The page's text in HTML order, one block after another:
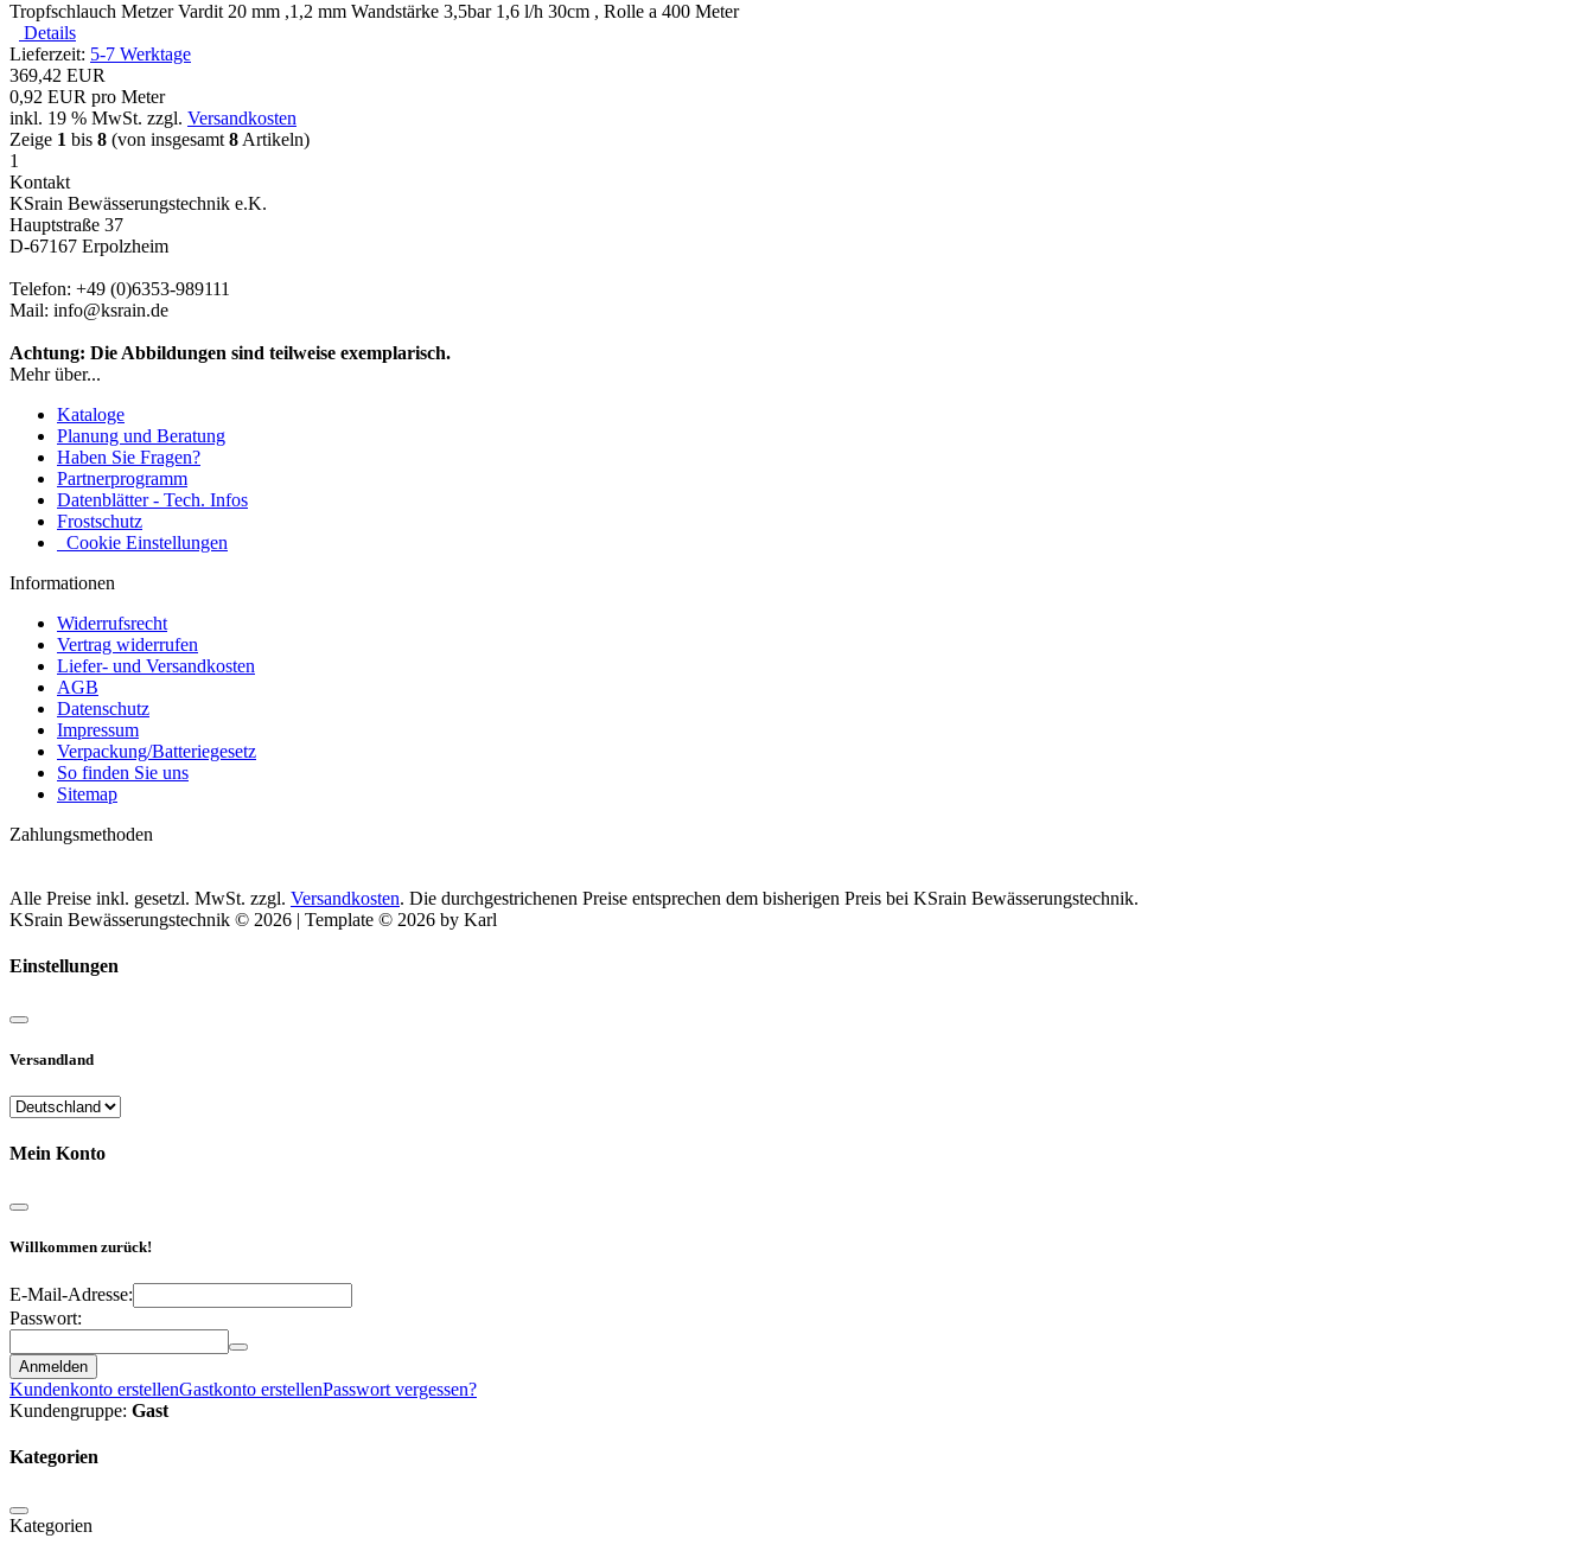
Tropfschlauch Metzer Vardit 20 mm ,1,2 mm Wandstärke 3,5bar 1,6 l/h 30cm , Rolle a 400 Meter
Details
Lieferzeit: 5-7 Werktage
369,42 EUR
0,92 EUR pro Meter
inkl. 19 % MwSt. zzgl. Versandkosten
Zeige 1 bis 8 (von insgesamt 8 Artikeln)
1
Kontakt
KSrain Bewässerungstechnik e.K.
Hauptstraße 37
D-67167 Erpolzheim
Telefon: +49 (0)6353-989111
Mail: info@ksrain.de
Achtung: Die Abbildungen sind teilweise exemplarisch.
Mehr über...
Kataloge
Planung und Beratung
Haben Sie Fragen?
Partnerprogramm
Datenblätter - Tech. Infos
Frostschutz
Cookie Einstellungen
Informationen
Widerrufsrecht
Vertrag widerrufen
Liefer- und Versandkosten
AGB
Datenschutz
Impressum
Verpackung/Batteriegesetz
So finden Sie uns
Sitemap
Zahlungsmethoden
Alle Preise inkl. gesetzl. MwSt. zzgl. Versandkosten. Die durchgestrichenen Preise entsprechen dem bisherigen Preis bei KSrain Bewässerungstechnik.
KSrain Bewässerungstechnik © 2026 | Template © 2026 by Karl
Einstellungen
Versandland
Mein Konto
Willkommen zurück!
E-Mail-Adresse:
Passwort:
Anmelden
Kundenkonto erstellenGastkonto erstellenPasswort vergessen?
Kundengruppe: Gast
Kategorien
Kategorien